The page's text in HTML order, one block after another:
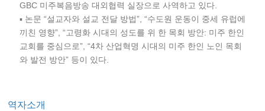
GBC 미주복음방송 대외협력 실장으로 사역하고 있다.
▪ 논문 “설교자와 설교 전달 방법”, “수도원 운동이 중세 유럽에
끼친 영향”, “고령화 시대의 성도를 위 한 목회 방안: 미주 한인
교회를 중심으로”, “4차 산업혁명 시대의 미주 한인 노인 목회
와 발전 방안” 등이 있다.
역자소개